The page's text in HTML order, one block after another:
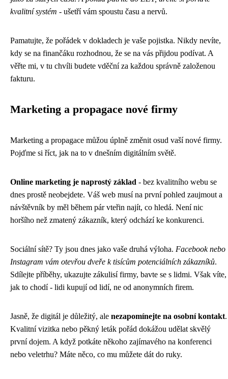
kvalitní systém - ušetří vám spoustu času a nervů.
Pamatujte, že pořádek v dokladech je vaše pojistka. Nikdy nevíte,
kdy se na finančáku rozhodnou, že se na vás přijdou podívat. A
věřte mi, v tu chvíli budete vděční za každou správně založenou
fakturu.
Marketing a propagace nové firmy
Marketing a propagace můžou úplně změnit osud vaší nové firmy.
Pojďme si říct, jak na to v dnešním digitálním světě.
Online marketing je naprostý základ - bez kvalitního webu se
dnes prostě neobejdete. Váš web musí na první pohled zaujmout a
návštěvník by měl během pár vteřin najít, co hledá. Není nic
horšího než zmatený zákazník, který odchází ke konkurenci.
Sociální sítě? Ty jsou dnes jako vaše druhá výloha. Facebook nebo
Instagram vám otevřou dveře k tisícům potenciálních zákazníků.
Sdílejte příběhy, ukazujte zákulisí firmy, bavte se s lidmi. Však víte,
jak to chodí - lidi kupují od lidí, ne od anonymních firem.
Jasně, že digitál je důležitý, ale nezapomínejte na osobní kontakt.
Kvalitní vizitka nebo pěkný leták pořád dokážou udělat skvělý
první dojem. A když potkáte někoho zajímavého na konferenci
nebo veletrhu? Máte něco, co mu můžete dát do ruky.